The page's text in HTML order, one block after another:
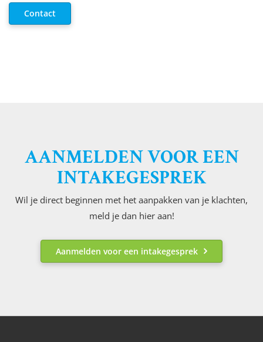
Contact
AANMELDEN VOOR EEN
INTAKEGESPREK
Wil je direct beginnen met het aanpakken van je klachten,
meld je dan hier aan!
Aanmelden voor een intakegesprek